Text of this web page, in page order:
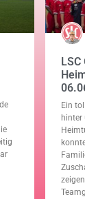
Ein
hinter